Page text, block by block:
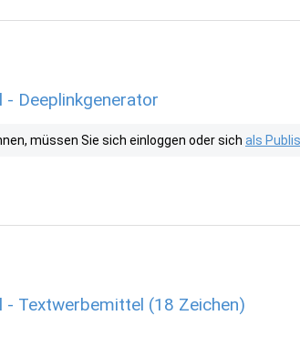
Deeplinkgenerator
müssen Sie sich einloggen oder sich als
Textwerbemittel (18 Zeichen)